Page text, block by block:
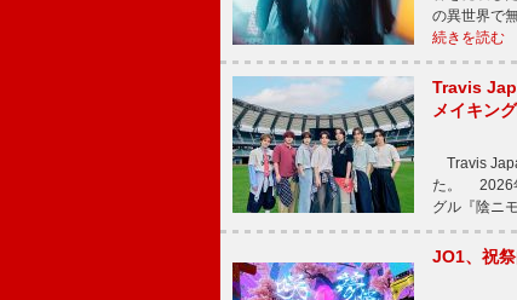
の異世界で
続きを読む
Travis
メイキン
Travis
た。 2026
グル『陰ニ
JO1、祝